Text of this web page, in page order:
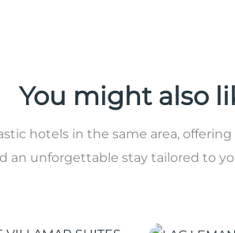
You might also
hotels in the same area,
an unforgettable stay tailored to